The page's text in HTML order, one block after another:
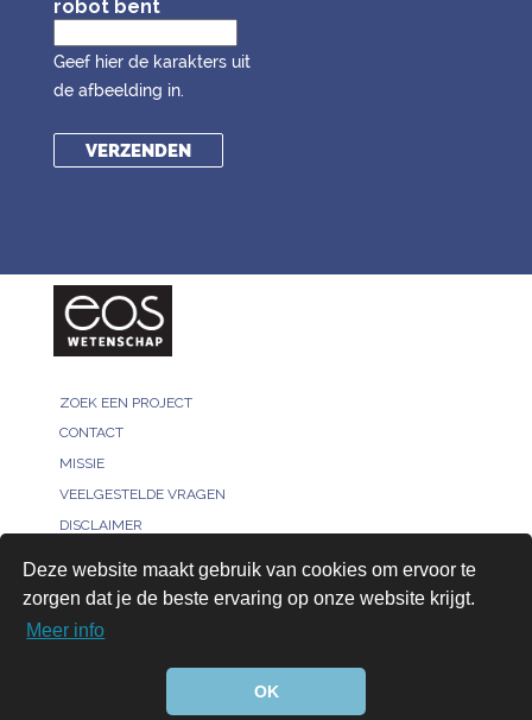
Deze website maakt gebruik van cookies om ervoor te
zorgen dat je de beste ervaring op onze website krijgt.
Meer info
OK
robot bent
Geef hier de karakters uit
de afbeelding in.
ZOEK EEN PROJECT
CONTACT
MISSIE
VEELGESTELDE VRAGEN
DISCLAIMER
© 2026, All rights reserved - Bridged by™